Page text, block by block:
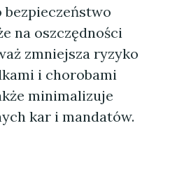
bezpieczeństwo
na oszczędności
zmniejsza ryzyko
i chorobami
minimalizuje
kar i mandatów.